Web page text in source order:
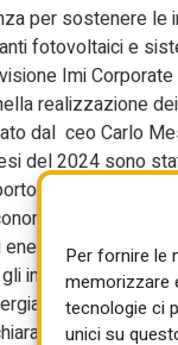
Per fornire le
memorizzare
tecnologie ci
unici su
per sostenere
fotovoltaici e
Imi
realizzazione
dal ceo Carlo
del 2024 sono
di green
e Finanza
ha
investimenti dei
In particolare,
di aver